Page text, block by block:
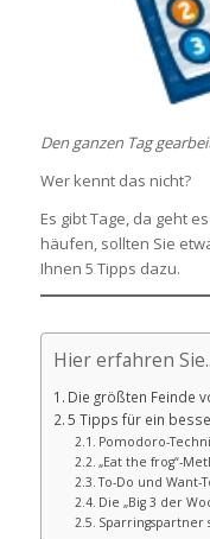
Den ganzen Tag
Wer kennt das nicht?
Es gibt Tage, da geht
häufen, sollten Sie
Ihnen 5 Tipps dazu.
Hier erfahren
Die größten Feinde
5 Tipps für ein
Pomodoro-
„Eat the frog“-
To-Do und Want-
Die „Big 3 der
Sparringspartner